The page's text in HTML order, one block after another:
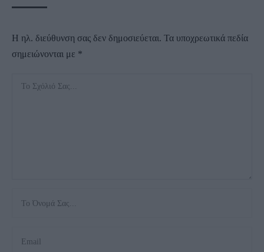
Η ηλ. διεύθυνση σας δεν δημοσιεύεται. Τα υποχρεωτικά πεδία
σημειώνονται με *